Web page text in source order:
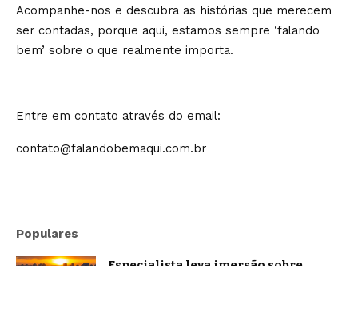
Acompanhe-nos e descubra as histórias que merecem
ser contadas, porque aqui, estamos sempre ‘falando
bem’ sobre o que realmente importa.
Entre em contato através do email:
contato@falandobemaqui.com.br
Populares
Especialista leva imersão sobre